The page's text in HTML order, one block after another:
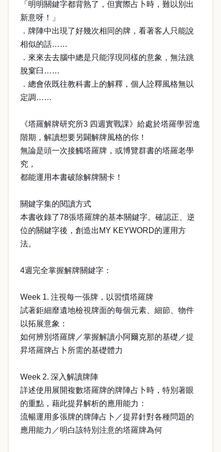
「明明關鍵字都背熟了，但實際占卜時，難以別出
新意呀！」
．牌陣中出現了好幾次相同的牌，看著客人只能說
相似的話……
．來來去去腦中總是只能浮現同樣的意象，無法跳
脫窠臼……
．總會依既往教科書上的解釋，個人詮釋風格無以
定調……
《塔羅解牌研究所3 四週實戰課》給處於塔羅學習進
階期，解讀想要另闢解牌風格的你！
無論是頭一次接觸塔羅牌，或博覽群書的塔羅老學
究，
都能運用本書破除解牌關卡！
關鍵字集的閱讀方式
本書收錄了78張塔羅牌的基本關鍵字。確認正、逆
位的關鍵字後，創造出MY KEYWORD的運用方
法。
4週完全掌握解牌關鍵字：
Week 1. 注視每一張牌，以習慣塔羅牌
試著鉅細靡遺地檢視牌面的每個元素、細節、物件
以拓展意象：
如何辨別塔羅牌／掌握解讀小阿爾克那的基礎／提
昇塔羅牌占卜所需的基礎體力
Week 2. 深入解讀牌陣
詳述使用展開複數塔羅牌的牌陣占卜時，特別著眼
的重點，藉此提昇解析的應用能力：
流暢運用多張牌的牌陣占卜／提昇針對各種問題的
應用能力／明白該特別注意的塔羅牌為何